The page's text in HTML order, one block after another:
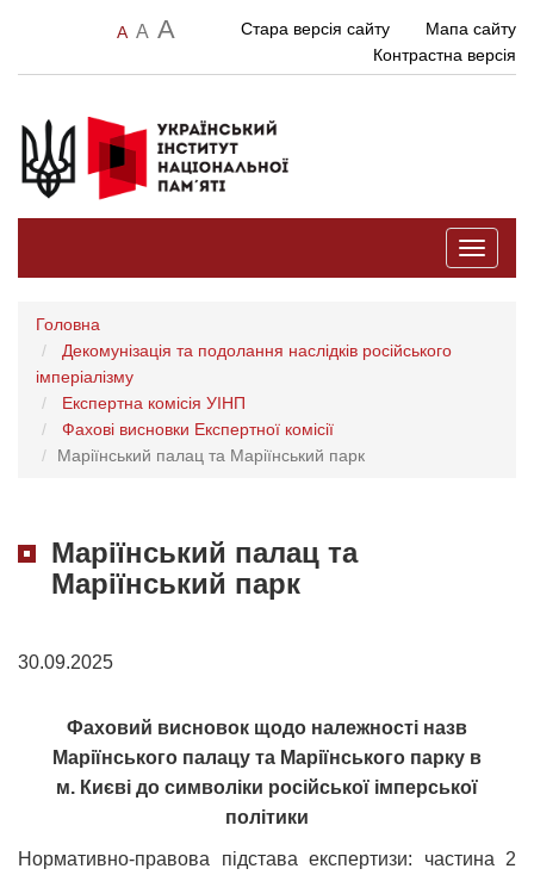
A A A Стара версія сайту
Мапа сайту
Контрастна версія
Toggle
Головна
Декомунізація та подолання наслідків російського
імперіалізму
Експертна комісія УІНП
Фахові висновки Експертної комісії
Маріїнський палац та Маріїнський парк
Маріїнський палац та
Маріїнський парк
30.09.2025
Фаховий висновок щодо належності назв
Маріїнського палацу та Маріїнського парку в
м. Києві до символіки російської імперської
політики
Нормативно-правова підстава експертизи: частина 2